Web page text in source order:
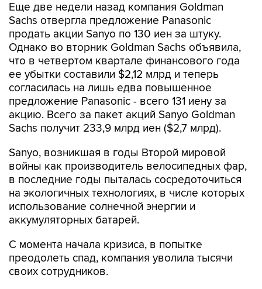
Еще две недели назад компания Goldman
Sachs отвергла предложение Panasonic
продать акции Sanyo по 130 иен за штуку.
Однако во вторник Goldman Sachs объявила,
что в четвертом квартале финансового года
ее убытки составили $2,12 млрд и теперь
согласилась на лишь едва повышенное
предложение Panasonic - всего 131 иену за
акцию. Всего за пакет акций Sanyo Goldman
Sachs получит 233,9 млрд иен ($2,7 млрд).
Sanyo, возникшая в годы Второй мировой
войны как производитель велосипедных фар,
в последние годы пыталась сосредоточиться
на экологичных технологиях, в числе которых
использование солнечной энергии и
аккумуляторных батарей.
С момента начала кризиса, в попытке
преодолеть спад, компания уволила тысячи
своих сотрудников.